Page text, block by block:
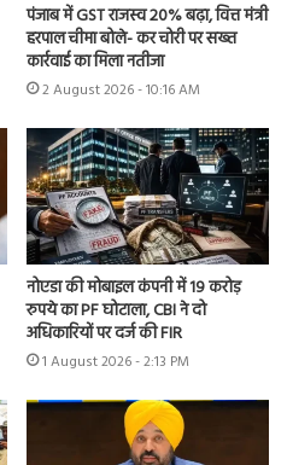
पंजाब में GST राजस्व 20% बढ़ा, वित्त मंत्री
हरपाल चीमा बोले- कर चोरी पर सख्त
कार्रवाई का मिला नतीजा
2 August 2026 - 10:16 AM
नोएडा की मोबाइल कंपनी में 19 करोड़
रुपये का PF घोटाला, CBI ने दो
अधिकारियों पर दर्ज की FIR
1 August 2026 - 2:13 PM